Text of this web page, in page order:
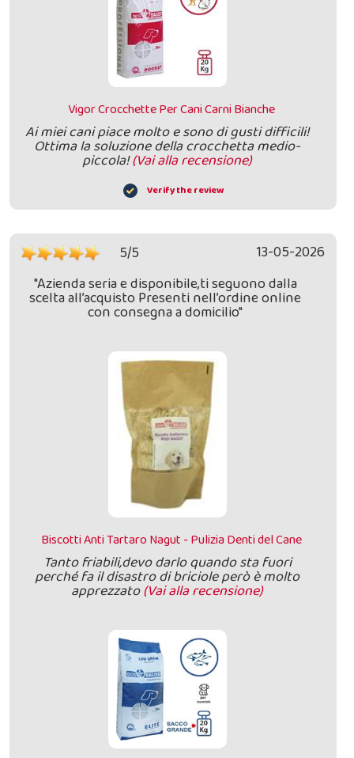
Vigor Crocchette Per Cani Carni Bianche
Ai miei cani piace molto e sono di gusti difficili!
Ottima la soluzione della crocchetta medio-
piccola!(Vai alla recensione)
Verify the review
5/5
13-05-2026
"Azienda seria e disponibile,ti seguono dalla
scelta all’acquisto Presenti nell’ordine online
con consegna a domicilio"
Biscotti Anti Tartaro Nagut - Pulizia Denti del Cane
Tanto friabili,devo darlo quando sta fuori
perché fa il disastro di briciole però è molto
apprezzato(Vai alla recensione)